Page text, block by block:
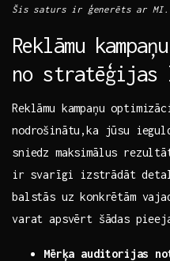
Šis saturs ir‌ ģenerēts ar MI.
Reklāmu
no
Reklāmu kampaņu
nodrošinātu,ka jūsu
sniedz maksimālus
ir ⁣svarīgi izstrādāt
balstās uz konkrētām
varat‍ apsvērt šādas⁤
Mērķa auditorijas